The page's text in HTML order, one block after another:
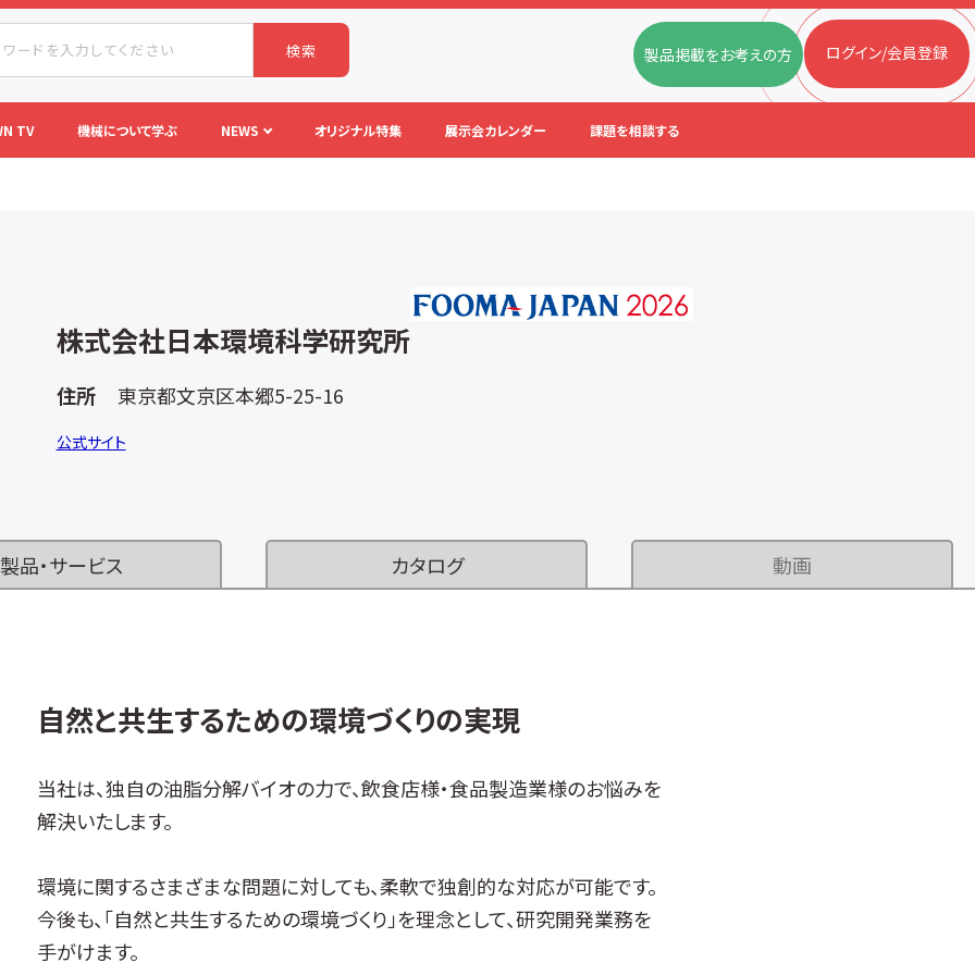
検索 製品掲載をお考えの方 ログイン/会員登録
TV 機械について学ぶ NEWS オリジナル特集 展示会カレンダー 課題を相談する
株式会社日本環境科学研究所
住所 東京都文京区本郷5-25-16
公式サイト
製品・サービス カタログ 動画
自然と共生するための環境づくりの実現
当社は、独自の油脂分解バイオの力で、飲食店様・食品製造業様のお悩みを
解決いたします。
環境に関するさまざまな問題に対しても、柔軟で独創的な対応が可能です。
今後も、「自然と共生するための環境づくり」を理念として、研究開発業務を
手がけます。